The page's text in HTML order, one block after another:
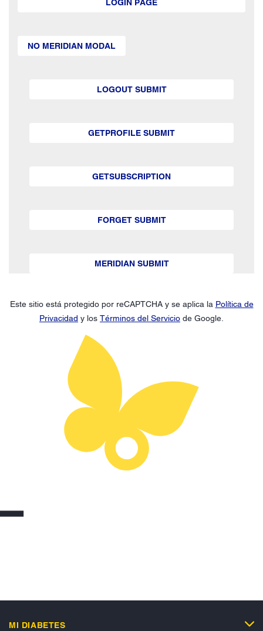
LOGIN PAGE
NO MERIDIAN MODAL
LOGOUT SUBMIT
GETPROFILE SUBMIT
GETSUBSCRIPTION
FORGET SUBMIT
MERIDIAN SUBMIT
Este sitio está protegido por reCAPTCHA y se aplica la Política de
Privacidad y los Términos del Servicio de Google.
MI DIABETES